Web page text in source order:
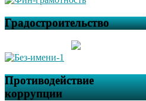
Градостроительство
Противодействие
коррупции